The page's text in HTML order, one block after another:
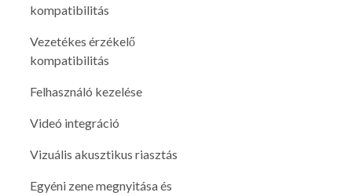
kompatibilitás
Vezetékes érzékelő
kompatibilitás
Felhasználó kezelése
Videó integráció
Vizuális akusztikus riasztás
Egyéni zene megnyitása és